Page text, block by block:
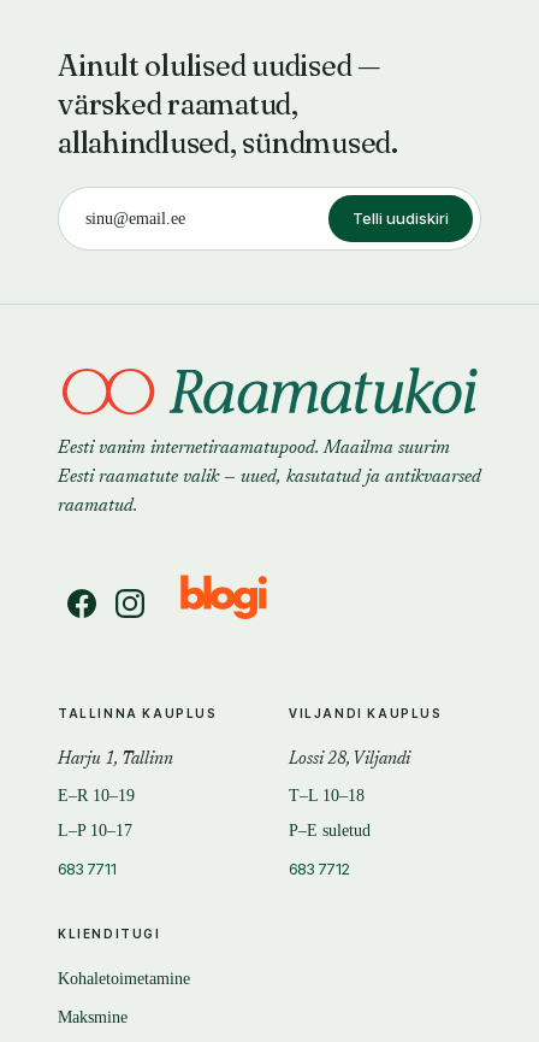
Ainult olulised uudised —
värsked raamatud,
allahindlused, sündmused.
Telli uudiskiri
Eesti vanim internetiraamatupood. Maailma suurim
Eesti raamatute valik — uued, kasutatud ja antikvaarsed
raamatud.
KLIENDITUGI
Kohaletoimetamine
Maksmine
TALLINNA KAUPLUS
Harju 1, Tallinn
E–R 10–19
L–P 10–17
683 7711
VILJANDI KAUPLUS
Lossi 28, Viljandi
T–L 10–18
P–E suletud
683 7712